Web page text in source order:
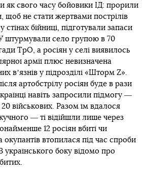
як свого часу бойовики ІД: прорили
щоб не стати жертвами пострілів
стінах бійниці, підготували запаси
штурмували село групою в 70
ТрО, а росіян у селі виявилось
армії плюс невизначена
вʼязнів у підрозділі «Шторм Z».
артобстрілу росіян буде в рази
навіть запросили підмогу ―
військових. Разом їм вдалося
― ті відійшли лише через
12 росіян вбиті чи
втопилася під час спроби
боку відомо про